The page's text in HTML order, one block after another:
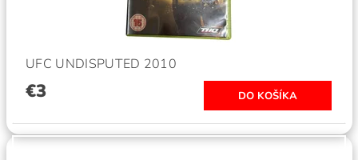
UFC UNDISPUTED 2010
€3